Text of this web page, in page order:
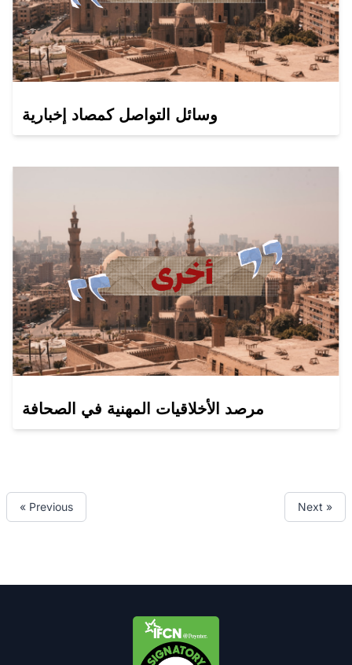
وسائل التواصل كمصاد إخبارية
مرصد الأخلاقيات المهنية في الصحافة
« Previous Next »